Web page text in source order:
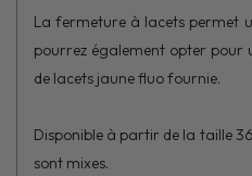
La fermeture à lacets permet
pourrez également opter pour
de lacets jaune fluo fournie.
Disponible à partir de la taille
sont mixes.